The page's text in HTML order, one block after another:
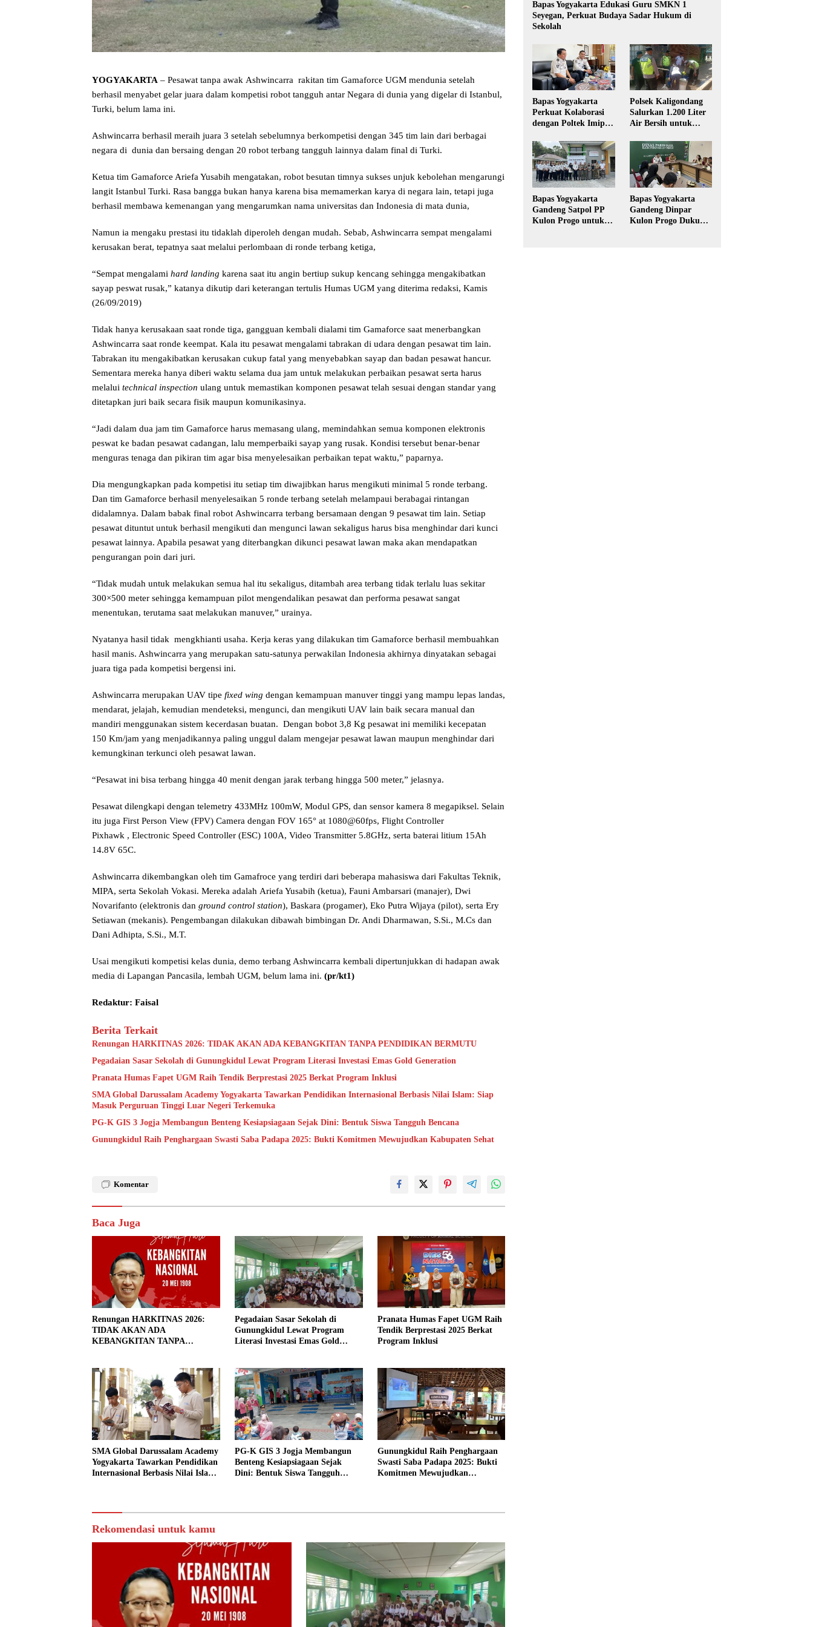
YOGYAKARTA – Pesawat tanpa awak Ashwincarra rakitan tim Gamaforce UGM mendunia setelah
berhasil menyabet gelar juara dalam kompetisi robot tangguh antar Negara di dunia yang digelar di Istanbul,
Turki, belum lama ini.
Ashwincarra berhasil meraih juara 3 setelah sebelumnya berkompetisi dengan 345 tim lain dari berbagai
negara di dunia dan bersaing dengan 20 robot terbang tangguh lainnya dalam final di Turki.
Ketua tim Gamaforce Ariefa Yusabih mengatakan, robot besutan timnya sukses unjuk kebolehan mengarungi
langit Istanbul Turki. Rasa bangga bukan hanya karena bisa memamerkan karya di negara lain, tetapi juga
berhasil membawa kemenangan yang mengarumkan nama universitas dan Indonesia di mata dunia,
Namun ia mengaku prestasi itu tidaklah diperoleh dengan mudah. Sebab, Ashwincarra sempat mengalami
kerusakan berat, tepatnya saat melalui perlombaan di ronde terbang ketiga,
“Sempat mengalami hard landing karena saat itu angin bertiup sukup kencang sehingga mengakibatkan
sayap peswat rusak,” katanya dikutip dari keterangan tertulis Humas UGM yang diterima redaksi, Kamis
(26/09/2019)
Tidak hanya kerusakaan saat ronde tiga, gangguan kembali dialami tim Gamaforce saat menerbangkan
Ashwincarra saat ronde keempat. Kala itu pesawat mengalami tabrakan di udara dengan pesawat tim lain.
Tabrakan itu mengakibatkan kerusakan cukup fatal yang menyebabkan sayap dan badan pesawat hancur.
Sementara mereka hanya diberi waktu selama dua jam untuk melakukan perbaikan pesawat serta harus
melalui technical inspection ulang untuk memastikan komponen pesawat telah sesuai dengan standar yang
ditetapkan juri baik secara fisik maupun komunikasinya.
“Jadi dalam dua jam tim Gamaforce harus memasang ulang, memindahkan semua komponen elektronis
peswat ke badan pesawat cadangan, lalu memperbaiki sayap yang rusak. Kondisi tersebut benar-benar
menguras tenaga dan pikiran tim agar bisa menyelesaikan perbaikan tepat waktu,” paparnya.
Dia mengungkapkan pada kompetisi itu setiap tim diwajibkan harus mengikuti minimal 5 ronde terbang.
Dan tim Gamaforce berhasil menyelesaikan 5 ronde terbang setelah melampaui berabagai rintangan
didalamnya. Dalam babak final robot Ashwincarra terbang bersamaan dengan 9 pesawat tim lain. Setiap
pesawat dituntut untuk berhasil mengikuti dan mengunci lawan sekaligus harus bisa menghindar dari kunci
pesawat lainnya. Apabila pesawat yang diterbangkan dikunci pesawat lawan maka akan mendapatkan
pengurangan poin dari juri.
“Tidak mudah untuk melakukan semua hal itu sekaligus, ditambah area terbang tidak terlalu luas sekitar
300×500 meter sehingga kemampuan pilot mengendalikan pesawat dan performa pesawat sangat
menentukan, terutama saat melakukan manuver,” urainya.
Nyatanya hasil tidak mengkhianti usaha. Kerja keras yang dilakukan tim Gamaforce berhasil membuahkan
hasil manis. Ashwincarra yang merupakan satu-satunya perwakilan Indonesia akhirnya dinyatakan sebagai
juara tiga pada kompetisi bergensi ini.
Ashwincarra merupakan UAV tipe fixed wing dengan kemampuan manuver tinggi yang mampu lepas landas,
mendarat, jelajah, kemudian mendeteksi, mengunci, dan mengikuti UAV lain baik secara manual dan
mandiri menggunakan sistem kecerdasan buatan. Dengan bobot 3,8 Kg pesawat ini memiliki kecepatan
150 Km/jam yang menjadikannya paling unggul dalam mengejar pesawat lawan maupun menghindar dari
kemungkinan terkunci oleh pesawat lawan.
“Pesawat ini bisa terbang hingga 40 menit dengan jarak terbang hingga 500 meter,” jelasnya.
Pesawat dilengkapi dengan telemetry 433MHz 100mW, Modul GPS, dan sensor kamera 8 megapiksel. Selain
itu juga First Person View (FPV) Camera dengan FOV 165° at 1080@60fps, Flight Controller
Pixhawk , Electronic Speed Controller (ESC) 100A, Video Transmitter 5.8GHz, serta baterai litium 15Ah
14.8V 65C.
Ashwincarra dikembangkan oleh tim Gamafroce yang terdiri dari beberapa mahasiswa dari Fakultas Teknik,
MIPA, serta Sekolah Vokasi. Mereka adalah Ariefa Yusabih (ketua), Fauni Ambarsari (manajer), Dwi
Novarifanto (elektronis dan ground control station), Baskara (progamer), Eko Putra Wijaya (pilot), serta Ery
Setiawan (mekanis). Pengembangan dilakukan dibawah bimbingan Dr. Andi Dharmawan, S.Si., M.Cs dan
Dani Adhipta, S.Si., M.T.
Usai mengikuti kompetisi kelas dunia, demo terbang Ashwincarra kembali dipertunjukkan di hadapan awak
media di Lapangan Pancasila, lembah UGM, belum lama ini. (pr/kt1)
Redaktur: Faisal
Berita Terkait
Renungan HARKITNAS 2026: TIDAK AKAN ADA KEBANGKITAN TANPA PENDIDIKAN BERMUTU
Pegadaian Sasar Sekolah di Gunungkidul Lewat Program Literasi Investasi Emas Gold Generation
Pranata Humas Fapet UGM Raih Tendik Berprestasi 2025 Berkat Program Inklusi
SMA Global Darussalam Academy Yogyakarta Tawarkan Pendidikan Internasional Berbasis Nilai Islam: Siap
Masuk Perguruan Tinggi Luar Negeri Terkemuka
PG-K GIS 3 Jogja Membangun Benteng Kesiapsiagaan Sejak Dini: Bentuk Siswa Tangguh Bencana
Gunungkidul Raih Penghargaan Swasti Saba Padapa 2025: Bukti Komitmen Mewujudkan Kabupaten Sehat
Komentar
Baca Juga
Renungan HARKITNAS 2026:
TIDAK AKAN ADA
KEBANGKITAN TANPA
Pegadaian Sasar Sekolah di
Gunungkidul Lewat Program
Literasi Investasi Emas Gold
Pranata Humas Fapet UGM Raih
Tendik Berprestasi 2025 Berkat
Program Inklusi
SMA Global Darussalam Academy
Yogyakarta Tawarkan Pendidikan
Internasional Berbasis Nilai Islam:
PG-K GIS 3 Jogja Membangun
Benteng Kesiapsiagaan Sejak
Dini: Bentuk Siswa Tangguh
Gunungkidul Raih Penghargaan
Swasti Saba Padapa 2025: Bukti
Komitmen Mewujudkan
Rekomendasi untuk kamu
Bapas Yogyakarta Edukasi Guru SMKN 1
Seyegan, Perkuat Budaya Sadar Hukum di
Sekolah
Bapas Yogyakarta
Perkuat Kolaborasi
dengan Poltek Imipas,
Magang Taruna
Polsek Kaligondang
Salurkan 1.200 Liter
Air Bersih untuk
Kekeringan di
Purbalingga
Bapas Yogyakarta
Gandeng Satpol PP
Kulon Progo untuk
Bapas Yogyakarta
Gandeng Dinpar
Kulon Progo Dukung